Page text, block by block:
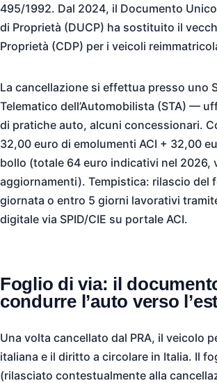
495/1992. Dal 2024, il Documento
di Proprietà (DUCP) ha sostituito il
Proprietà (CDP) per i veicoli
La cancellazione si effettua presso uno
Telematico dell’Automobilista (STA) —
di pratiche auto, alcuni concessionari.
32,00 euro di emolumenti ACI + 32,00
bollo (totale 64 euro indicativi nel 2026,
aggiornamenti). Tempistica: rilascio del
giornata o entro 5 giorni lavorativi
digitale via SPID/CIE su portale ACI.
Foglio di via: il
condurre l’auto verso
Una volta cancellato dal PRA, il veicolo
italiana e il diritto a circolare in Italia. Il
(rilasciato contestualmente alla